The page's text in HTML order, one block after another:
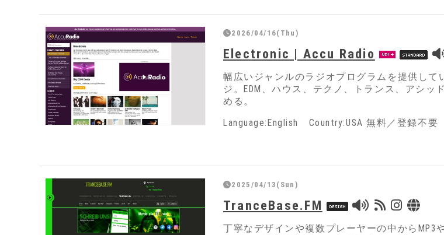
2026/04/16(Thu)
Electronic | Accu Radio
幅広いジャンルのラジオプログラムを提供して
ジ。EDM、ハウス、テクノ、トランス、アシ
める。
Language:English Country:USA 無料／登録不要
2025/04/13(Sun)
TranceBase.FM
丁寧なデザインや複数プレーヤーの中からMP3